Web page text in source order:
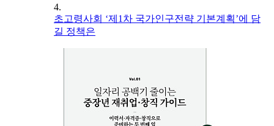
4.
초고령사회 ‘제1차 국가인구전략 기본계획’에 담
길 정책은